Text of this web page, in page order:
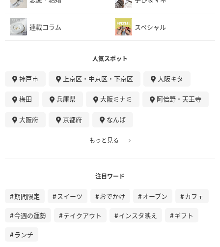
連載コラム スペシャル
人気スポット
神戸市 上京区・中京区・下京区 大阪キタ
梅田 兵庫県 大阪ミナミ 阿倍野・天王寺
大阪府 京都府 なんば
もっと見る
注目ワード
期間限定 スイーツ おでかけ オープン カフェ
今週の運勢 テイクアウト インスタ映え ギフト
ランチ